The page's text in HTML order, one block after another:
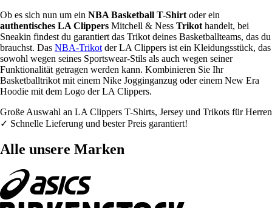
Ob es sich nun um ein NBA Basketball T-Shirt oder ein
authentisches LA Clippers Mitchell & Ness Trikot handelt, bei
Sneakin findest du garantiert das Trikot deines Basketballteams, das du
brauchst. Das NBA-Trikot der LA Clippers ist ein Kleidungsstück, das
sowohl wegen seines Sportswear-Stils als auch wegen seiner
Funktionalität getragen werden kann. Kombinieren Sie Ihr
Basketballtrikot mit einem Nike Jogginganzug oder einem New Era
Hoodie mit dem Logo der LA Clippers.
Große Auswahl an LA Clippers T-Shirts, Jersey und Trikots für Herren
✓ Schnelle Lieferung und bester Preis garantiert!
Alle unsere Marken